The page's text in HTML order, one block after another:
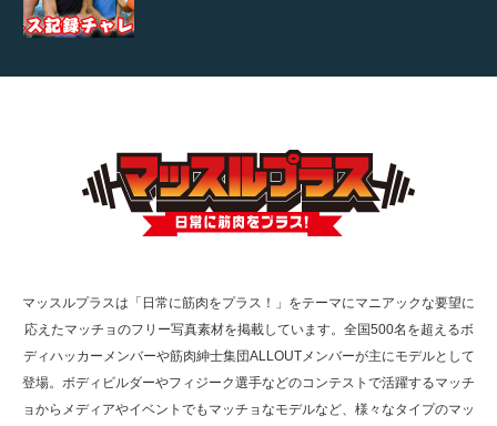
TOKYO FMラジオ番組「ONE MORNING」
で紹介さ…
た（6/8放送）
マッスルプラスは「日常に筋肉をプラス！」をテーマにマニアックな要望に
応えたマッチョのフリー写真素材を掲載しています。全国500名を超えるボ
ディハッカーメンバーや筋肉紳士集団ALLOUTメンバーが主にモデルとして
登場。ボディビルダーやフィジーク選手などのコンテストで活躍するマッチ
ョからメディアやイベントでもマッチョなモデルなど、様々なタイプのマッ